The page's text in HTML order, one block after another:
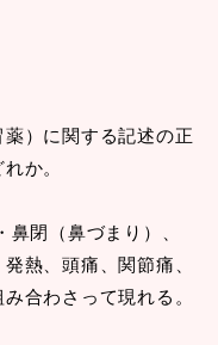
）に関する記述の正
か。
閉（鼻づまり）、
熱、頭痛、関節痛、
合わさって現れる。